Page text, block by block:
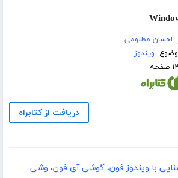
احسان مظلومی
ویندوز
دریافت از کتابراه
با ویندوز فون، گوشی آی فون، وشی